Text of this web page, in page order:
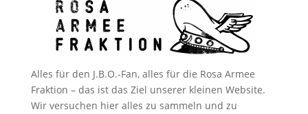
Alles für den J.B.O.-Fan, alles für die Rosa Armee
Fraktion – das ist das Ziel unserer kleinen Website.
Wir versuchen hier alles zu sammeln und zu